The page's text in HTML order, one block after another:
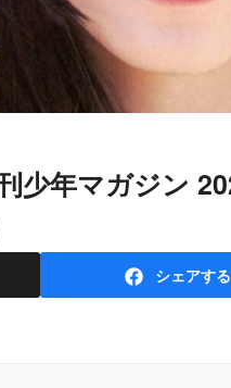
シェアする